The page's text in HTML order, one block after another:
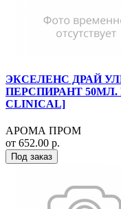
ЭКСЕЛЕНС ДРАЙ
ПЕРСПИРАНТ 50МЛ.
CLINICAL]
АРОМА ПРОМ
от 652.00 р.
Под заказ